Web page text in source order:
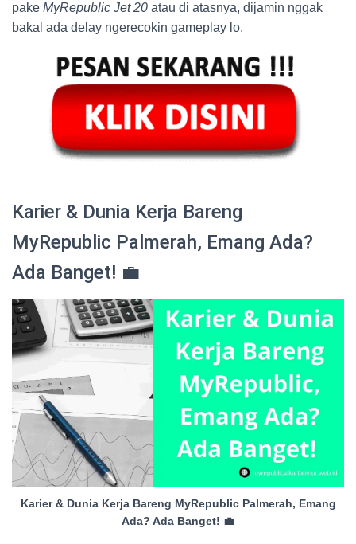
pake MyRepublic Jet 20 atau di atasnya, dijamin nggak
bakal ada delay ngerecokin gameplay lo.
Karier & Dunia Kerja Bareng
MyRepublic Palmerah, Emang Ada?
Ada Banget! 💼
Karier & Dunia Kerja Bareng MyRepublic Palmerah, Emang
Ada? Ada Banget! 💼